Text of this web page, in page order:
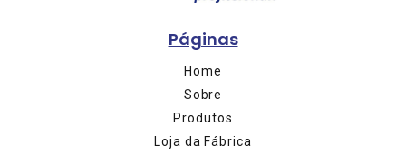
Páginas
Home
Sobre
Produtos
Loja da Fábrica